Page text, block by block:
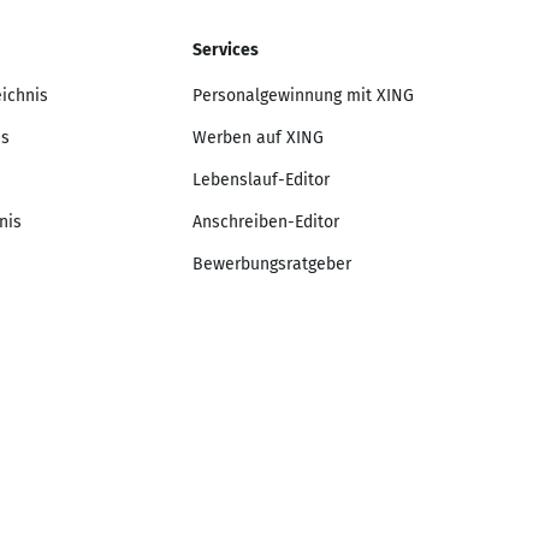
Services
Personalgewinnung mit XING
Werben auf XING
Lebenslauf-Editor
Anschreiben-Editor
Bewerbungsratgeber